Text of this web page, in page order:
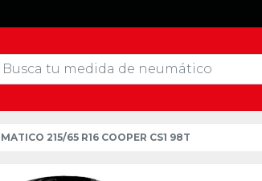
215/65 R16 COOPER CS1 98T